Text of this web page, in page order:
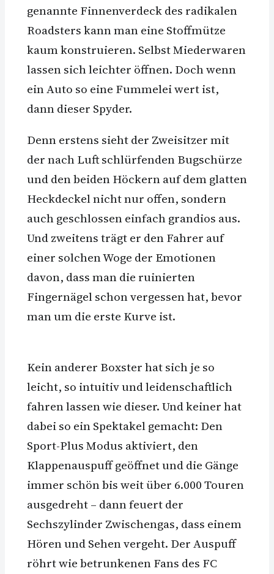
genannte Finnenverdeck des radikalen
Roadsters kann man eine Stoffmütze
kaum konstruieren. Selbst Miederwaren
lassen sich leichter öffnen. Doch wenn
ein Auto so eine Fummelei wert ist,
dann dieser Spyder.
Denn erstens sieht der Zweisitzer mit
der nach Luft schlürfenden Bugschürze
und den beiden Höckern auf dem glatten
Heckdeckel nicht nur offen, sondern
auch geschlossen einfach grandios aus.
Und zweitens trägt er den Fahrer auf
einer solchen Woge der Emotionen
davon, dass man die ruinierten
Fingernägel schon vergessen hat, bevor
man um die erste Kurve ist.
Kein anderer Boxster hat sich je so
leicht, so intuitiv und leidenschaftlich
fahren lassen wie dieser. Und keiner hat
dabei so ein Spektakel gemacht: Den
Sport-Plus Modus aktiviert, den
Klappenauspuff geöffnet und die Gänge
immer schön bis weit über 6.000 Touren
ausgedreht – dann feuert der
Sechszylinder Zwischengas, dass einem
Hören und Sehen vergeht. Der Auspuff
röhrt wie betrunkenen Fans des FC